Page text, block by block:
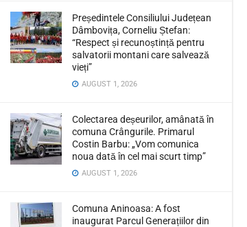
Președintele Consiliului Județean
Dâmbovița, Corneliu Ștefan:
“Respect și recunoștință pentru
salvatorii montani care salvează
vieți”
AUGUST 1, 2026
Colectarea deșeurilor, amânată în
comuna Crângurile. Primarul
Costin Barbu: „Vom comunica
noua dată în cel mai scurt timp”
AUGUST 1, 2026
Comuna Aninoasa: A fost
inaugurat Parcul Generațiilor din